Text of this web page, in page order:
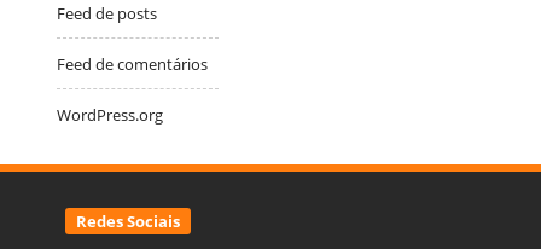
Feed de posts
Feed de comentários
WordPress.org
Redes Sociais